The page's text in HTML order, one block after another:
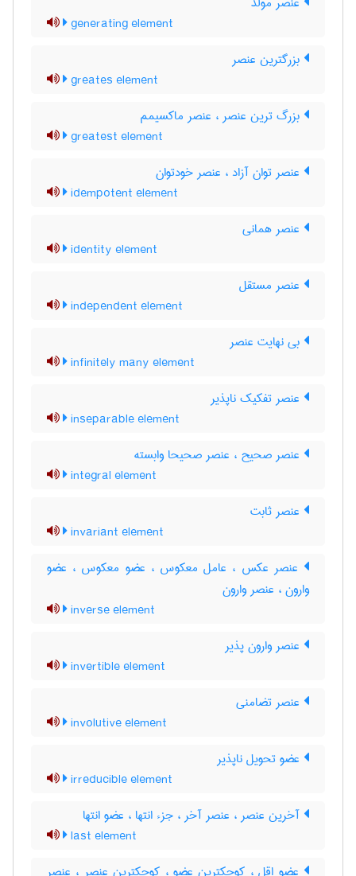
generating element
بزرگترین عنصر
greates element
بزرگ ترین عنصر ، عنصر ماکسیمم
greatest element
عنصر توان آزاد ، عنصر خودتوان
idempotent element
عنصر همانی
identity element
عنصر مستقل
independent element
بی نهایت عنصر
infinitely many element
عنصر تفکیک ناپذیر
inseparable element
عنصر صحیح ، عنصر صحیحا وابسته
integral element
عنصر ثابت
invariant element
عنصر عکس ، عامل معکوس ، عضو معکوس ، عضو
وارون ، عنصر وارون
inverse element
عنصر وارون پذیر
invertible element
عنصر تضامنی
involutive element
عضو تحویل ناپذیر
irreducible element
آخرین عنصر ، عنصر آخر ، جزء انتها ، عضو انتها
last element